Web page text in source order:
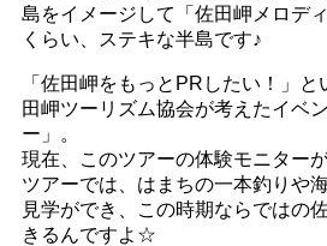
島をイメージして「佐田岬メロデ
くらい、ステキな半島です♪
「佐田岬をもっとPRしたい！」
田岬ツーリズム協会が考えたイベ
ー」。
現在、このツアーの体験モニター
ツアーでは、はまちの一本釣りや
見学ができ、この時期ならではの
きるんですよ☆